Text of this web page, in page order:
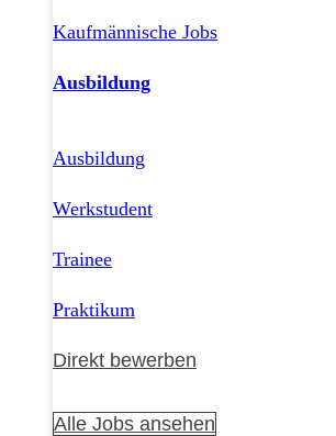
Kaufmännische Jobs
Ausbildung
Ausbildung
Werkstudent
Trainee
Praktikum
Direkt bewerben
Alle Jobs ansehen